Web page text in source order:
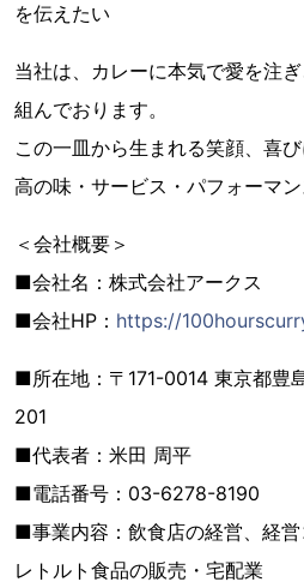
を伝えたい
当社は、カレーに本気で愛を注
組んでおります。
この一皿から生まれる笑顔、喜
高の味・サービス・パフォーマン
＜会社概要＞
■会社名：株式会社アークス
■会社HP： https://
■所在地：〒171-0014 東京都豊
201
■代表者：米田 周平
■電話番号：03-6278-8190
■事業内容：飲食店の経営、経営
レトルト食品の販売・宅配業